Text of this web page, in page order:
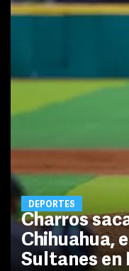
DEPORTES
Charros
Chihuahua,
Sultanes en